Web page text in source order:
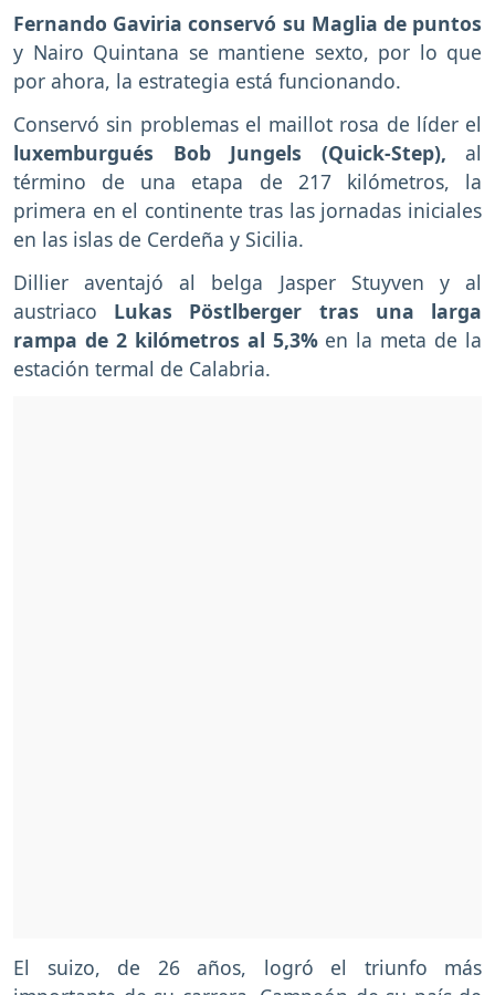
Fernando Gaviria conservó su Maglia de puntos
y Nairo Quintana se mantiene sexto, por lo que
por ahora, la estrategia está funcionando.
Conservó sin problemas el maillot rosa de líder el
luxemburgués Bob Jungels (Quick-Step), al
término de una etapa de 217 kilómetros, la
primera en el continente tras las jornadas iniciales
en las islas de Cerdeña y Sicilia.
Dillier aventajó al belga Jasper Stuyven y al
austriaco Lukas Pöstlberger tras una larga
rampa de 2 kilómetros al 5,3%en la meta de la
estación termal de Calabria.
El suizo, de 26 años, logró el triunfo más